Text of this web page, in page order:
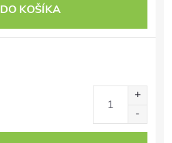
DO KOŠÍKA